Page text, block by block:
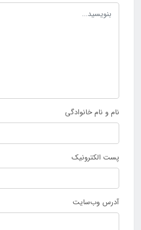
نام و نام خانوادگی
پست الکترونیک
آدرس وب‌سایت